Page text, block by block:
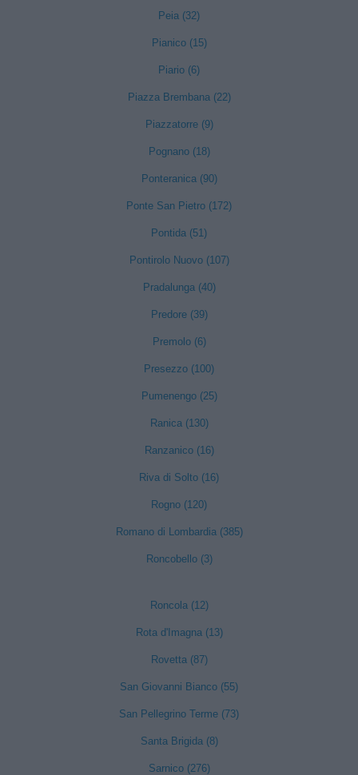
Peia (32)
Pianico (15)
Piario (6)
Piazza Brembana (22)
Piazzatorre (9)
Pognano (18)
Ponteranica (90)
Ponte San Pietro (172)
Pontida (51)
Pontirolo Nuovo (107)
Pradalunga (40)
Predore (39)
Premolo (6)
Presezzo (100)
Pumenengo (25)
Ranica (130)
Ranzanico (16)
Riva di Solto (16)
Rogno (120)
Romano di Lombardia (385)
Roncobello (3)
Roncola (12)
Rota d'Imagna (13)
Rovetta (87)
San Giovanni Bianco (55)
San Pellegrino Terme (73)
Santa Brigida (8)
Sarnico (276)